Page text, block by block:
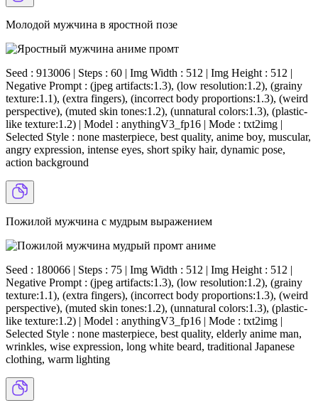
Молодой мужчина в яростной позе
Seed : 913006 | Steps : 60 | Img Width : 512 | Img Height : 512 |
Negative Prompt : (jpeg artifacts:1.3), (low resolution:1.2), (grainy
texture:1.1), (extra fingers), (incorrect body proportions:1.3), (weird
perspective), (muted skin tones:1.2), (unnatural colors:1.3), (plastic-
like texture:1.2) | Model : anythingV3_fp16 | Mode : txt2img |
Selected Style : none masterpiece, best quality, anime boy, muscular,
angry expression, intense eyes, short spiky hair, dynamic pose,
action background
Пожилой мужчина с мудрым выражением
Seed : 180066 | Steps : 75 | Img Width : 512 | Img Height : 512 |
Negative Prompt : (jpeg artifacts:1.3), (low resolution:1.2), (grainy
texture:1.1), (extra fingers), (incorrect body proportions:1.3), (weird
perspective), (muted skin tones:1.2), (unnatural colors:1.3), (plastic-
like texture:1.2) | Model : anythingV3_fp16 | Mode : txt2img |
Selected Style : none masterpiece, best quality, elderly anime man,
wrinkles, wise expression, long white beard, traditional Japanese
clothing, warm lighting